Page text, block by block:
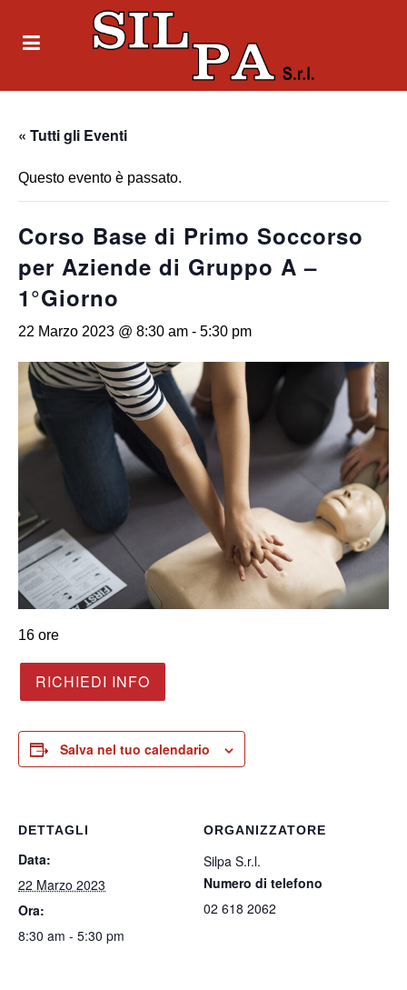
« Tutti gli Eventi
Questo evento è passato.
Corso Base di Primo Soccorso
per Aziende di Gruppo A –
1°Giorno
22 Marzo 2023 @ 8:30 am - 5:30 pm
16 ore
RICHIEDI INFO
Salva nel tuo calendario
DETTAGLI
Data:
22 Marzo 2023
Ora:
8:30 am - 5:30 pm
ORGANIZZATORE
Silpa S.r.l.
Numero di telefono
02 618 2062